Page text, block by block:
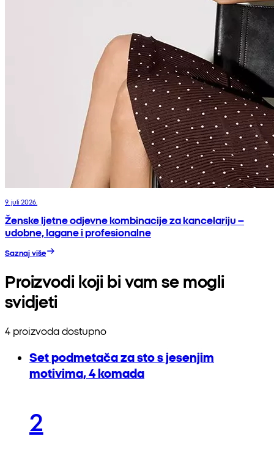
9. juli 2026.
Ženske ljetne odjevne kombinacije za kancelariju –
udobne, lagane i profesionalne
Saznaj više
Proizvodi koji bi vam se mogli
svidjeti
4 proizvoda dostupno
Set podmetača za sto s jesenjim
motivima, 4 komada
2